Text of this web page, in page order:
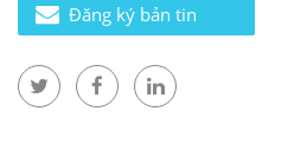
Đăng ký bản tin